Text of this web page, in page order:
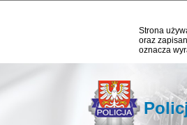
Strona
oraz
oznacza